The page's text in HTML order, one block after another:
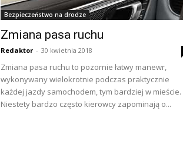
Bezpieczeństwo na drodze
Zmiana pasa ruchu
Redaktor - 30 kwietnia 2018
Zmiana pasa ruchu to pozornie łatwy manewr,
wykonywany wielokrotnie podczas praktycznie
każdej jazdy samochodem, tym bardziej w mieście.
Niestety bardzo często kierowcy zapominają o...